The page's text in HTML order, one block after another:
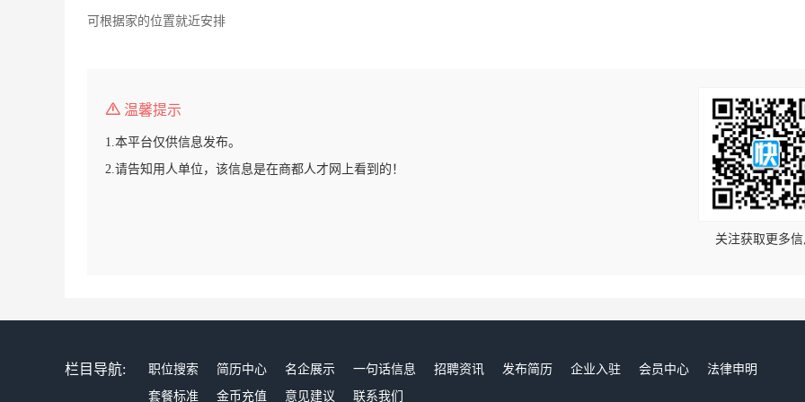
可根据家的位置就近安排
温馨提示
1.本平台仅供信息发布。
2.请告知用人单位，该信息是在商都人才网上看到的！
关注获取更多
栏目导航: 职位搜索 简历中心 名企展示 一句话信息 招聘资讯 发布简历 企业入驻 会员中心
法律申明
套餐标准
金币充值 意见建议 联系我们